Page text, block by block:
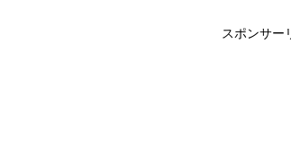
スポンサー